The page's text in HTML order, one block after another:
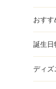
おすす
誕生日
ディズ